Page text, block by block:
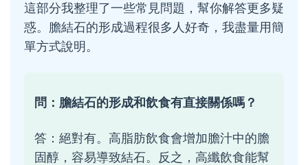
這部分我整理了一些常見問題，幫你解答更多疑
惑。膽結石的形成過程很多人好奇，我盡量用簡
單方式說明。
問：膽結石的形成和飲食有直接關係嗎？
答：絕對有。高脂肪飲食會增加膽汁中的膽
固醇，容易導致結石。反之，高纖飲食能幫